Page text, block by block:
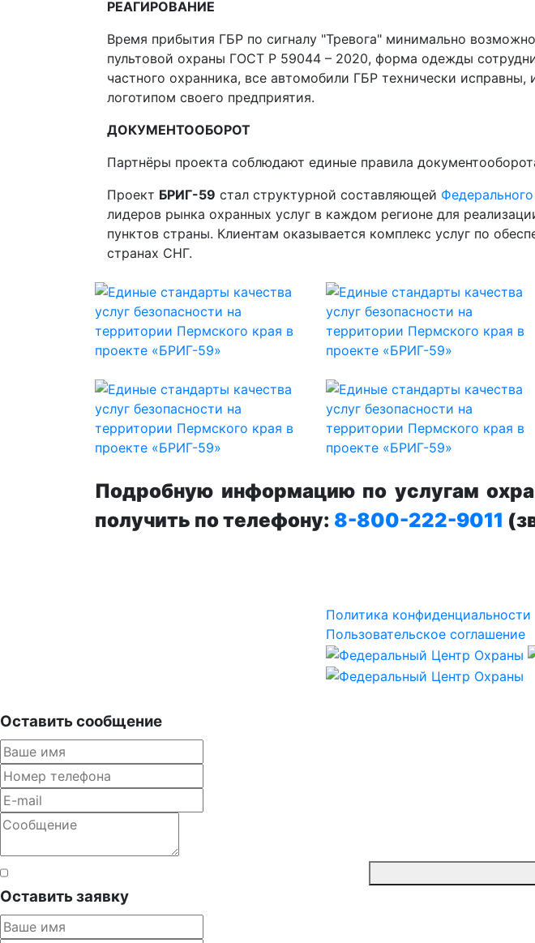
РЕАГИРОВАНИЕ
Время прибытия ГБР по сигналу "Тревога" минимально
пультовой охраны ГОСТ Р 59044 – 2020, форма одежды
частного охранника, все автомобили ГБР технически
логотипом своего предприятия.
ДОКУМЕНТООБОРОТ
Партнёры проекта соблюдают единые правила
Проект БРИГ-59 стал структурной составляющей
лидеров рынка охранных услуг в каждом регионе для
пунктов страны. Клиентам оказывается комплекс услуг по
странах СНГ.
Подробную информацию по услугам
получить по телефону: 8-800-222-9011
Политика конфиденциальности
Пользовательское соглашение
Оставить сообщение
Оставить заявку